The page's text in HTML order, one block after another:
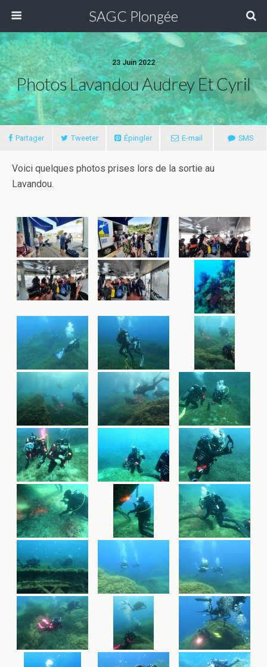
SAGC Plongée
23 Juin 2022
Photos Lavandou Audrey Et Cyril
Partager Tweeter Épingler E-mail SMS
Voici quelques photos prises lors de la sortie au
Lavandou.